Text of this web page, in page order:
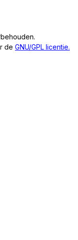
de GNU/GPL licentie.